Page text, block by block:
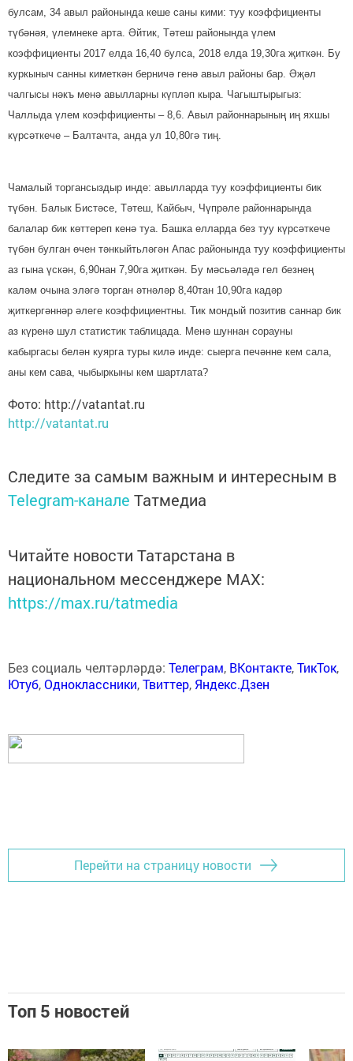
булсам, 34 авыл районында кеше саны кими: туу коэффициенты
түбәнәя, үлем­неке арта. Әйтик, Тәтеш районында үлем
коэффициенты 2017 елда 16,40 булса, 2018 елда 19,30га җит­кән. Бу
куркыныч санны ки­меткән берничә генә авыл районы бар. Әҗәл
чалгысы нәкъ менә авылларны күпләп кыра. Чагыштырыгыз:
Чаллыда үлем коэффициенты – 8,6. Авыл район­нарының иң яхшы
күр­сәткече – Балтачта, анда ул 10,80гә тиң.
Чамалый торгансыздыр инде: авылларда туу коэффициенты бик
түбән. Балык Бистәсе, Тәтеш, Кайбыч, Чүпрәле районнарында
балалар бик көттереп кенә туа. Башка елларда без туу күрсәткече
түбән булган өчен тәнкыйтьләгән Апас районында туу коэффициенты
аз гына үскән, 6,90нан 7,90га җиткән. Бу мәсь­әләдә гел безнең
каләм очына эләгә торган әтнәләр 8,40тан 10,90га кадәр
җиткергәннәр әлеге коэффициентны. Тик мондый позитив саннар бик
аз күренә шул статистик таблицада. Менә шуннан сорауны
кабыргасы белән куярга туры килә инде: сыерга печәнне кем сала,
аны кем сава, чыбыркыны кем шартлата?
Фото: http://vatantat.ru
http://vatantat.ru
Следите за самым важным и интересным в
Telegram-канале Татмедиа
Читайте новости Татарстана в
национальном мессенджере MАХ:
https://max.ru/tatmedia
Без социаль челтәрләрдә: Телеграм, ВКонтакте,ТикТок,
Ютуб,Одноклассники,Твиттер, Яндекс.Дзен
Перейти на страницу новости
Топ 5 новостей